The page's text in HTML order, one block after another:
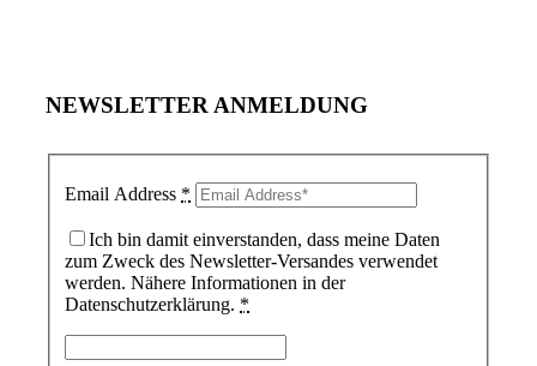
NEWSLETTER ANMELDUNG
Email Address *
Ich bin damit einverstanden, dass meine Daten
zum Zweck des Newsletter-Versandes verwendet
werden. Nähere Informationen in der
Datenschutzerklärung. *